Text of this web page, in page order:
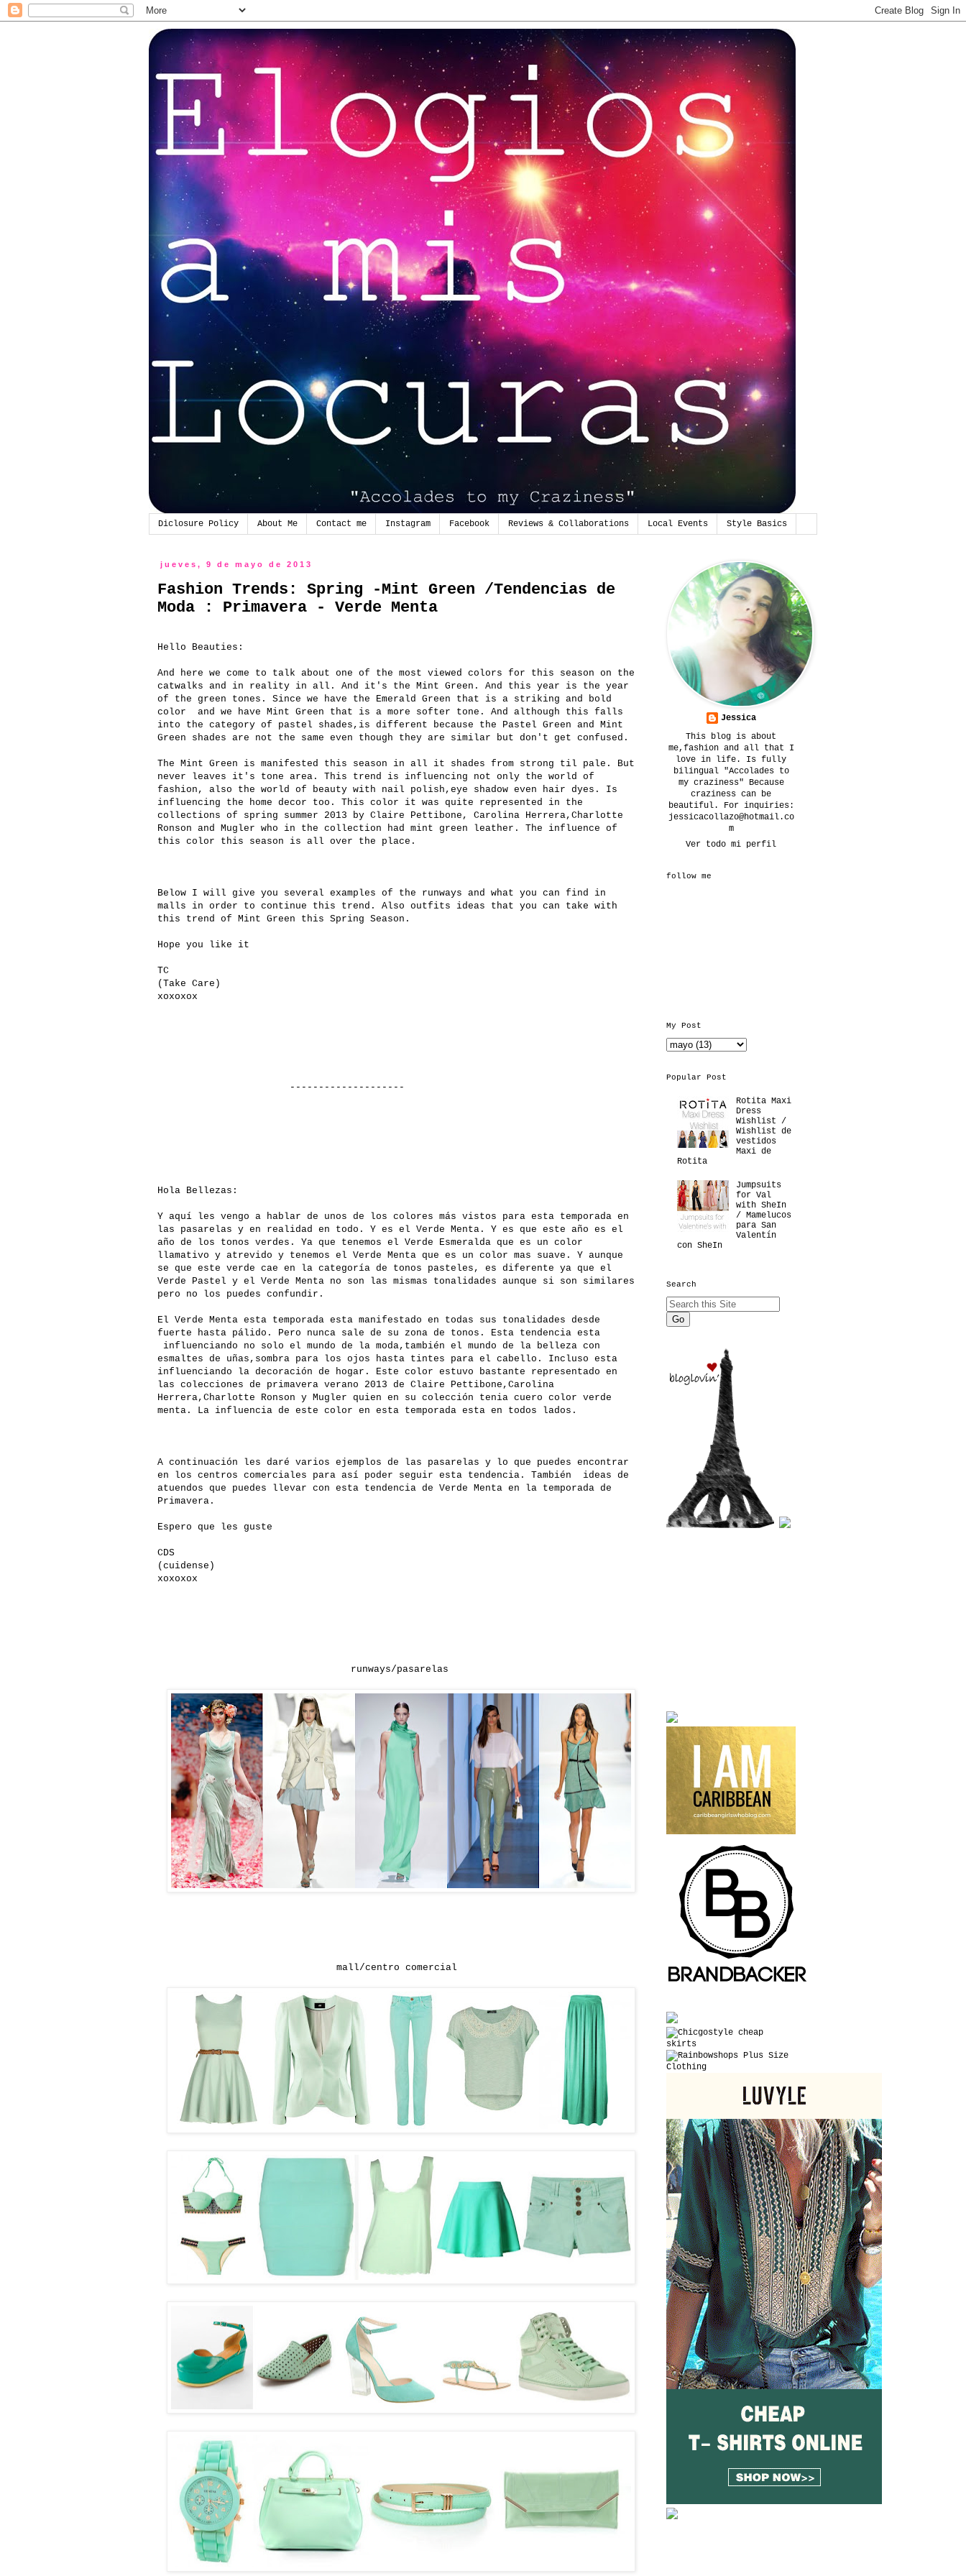
Diclosure Policy About Me Contact me Instagram Facebook Reviews & Collaborations Local Events Style Basics
jueves, 9 de mayo de 2013
Fashion Trends: Spring -Mint Green /Tendencias de
Moda : Primavera - Verde Menta
Hello Beauties:
And here we come to talk about one of the most viewed colors for this season on the
catwalks and in reality in all. And it's the Mint Green. And this year is the year
of the green tones. Since we have the Emerald Green that is a striking and bold
color and we have Mint Green that is a more softer tone. And although this falls
into the category of pastel shades,is different because the Pastel Green and Mint
Green shades are not the same even though they are similar but don't get confused.
The Mint Green is manifested this season in all it shades from strong til pale. But
never leaves it's tone area. This trend is influencing not only the world of
fashion, also the world of beauty with nail polish,eye shadow even hair dyes. Is
influencing the home decor too. This color it was quite represented in the
collections of spring summer 2013 by Claire Pettibone, Carolina Herrera,Charlotte
Ronson and Mugler who in the collection had mint green leather. The influence of
this color this season is all over the place.
Below I will give you several examples of the runways and what you can find in
malls in order to continue this trend. Also outfits ideas that you can take with
this trend of Mint Green this Spring Season.
Hope you like it
TC
(Take Care)
xoxoxox
--------------------
Hola Bellezas:
Y aquí les vengo a hablar de unos de los colores más vistos para esta temporada en
las pasarelas y en realidad en todo. Y es el Verde Menta. Y es que este año es el
año de los tonos verdes. Ya que tenemos el Verde Esmeralda que es un color
llamativo y atrevido y tenemos el Verde Menta que es un color mas suave. Y aunque
se que este verde cae en la categoría de tonos pasteles, es diferente ya que el
Verde Pastel y el Verde Menta no son las mismas tonalidades aunque si son similares
pero no los puedes confundir.
El Verde Menta esta temporada esta manifestado en todas sus tonalidades desde
fuerte hasta pálido. Pero nunca sale de su zona de tonos. Esta tendencia esta
influenciando no solo el mundo de la moda,también el mundo de la belleza con
esmaltes de uñas,sombra para los ojos hasta tintes para el cabello. Incluso esta
influenciando la decoración de hogar. Este color estuvo bastante representado en
las colecciones de primavera verano 2013 de Claire Pettibone,Carolina
Herrera,Charlotte Ronson y Mugler quien en su colección tenia cuero color verde
menta. La influencia de este color en esta temporada esta en todos lados.
A continuación les daré varios ejemplos de las pasarelas y lo que puedes encontrar
en los centros comerciales para así poder seguir esta tendencia. También ideas de
atuendos que puedes llevar con esta tendencia de Verde Menta en la temporada de
Primavera.
Espero que les guste
CDS
(cuidense)
xoxoxox
runways/pasarelas
mall/centro comercial
Jessica
This blog is about
me,fashion and all that I
love in life. Is fully
bilingual "Accolades to
my craziness" Because
craziness can be
beautiful. For inquiries:
jessicacollazo@hotmail.co
m
Ver todo mi perfil
follow me
My Post
Popular Post
Rotita Maxi
Dress
Wishlist /
Wishlist de
vestidos
Maxi de
Rotita
Jumpsuits
for Val
with SheIn
/ Mamelucos
para San
Valentín
con SheIn
Search